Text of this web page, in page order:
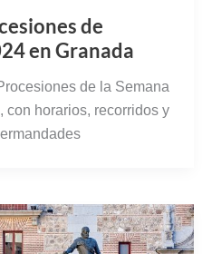
de
en Granada
de la Semana
con horarios, recorridos y